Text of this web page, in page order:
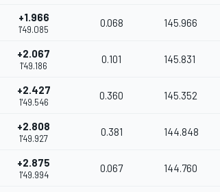
+1.966
1'49.085
0.068 145.966
+2.067
1'49.186
0.101 145.831
+2.427
1'49.546
0.360 145.352
+2.808
1'49.927
0.381 144.848
+2.875
1'49.994
0.067 144.760